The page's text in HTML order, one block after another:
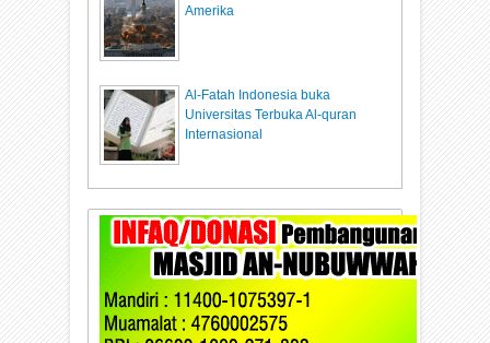
Amerika
Al-Fatah Indonesia buka
Universitas Terbuka Al-quran
Internasional